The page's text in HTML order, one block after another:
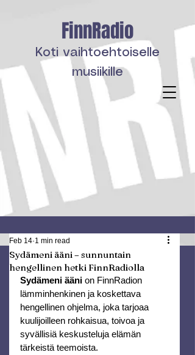
FinnRadio
Koti vaihtoehtoiselle
musiikille
Sydämeni ääni – sunnuntain
hengellinen hetki FinnRadiolla
Feb 14 1 min read
Sydämeni ääni on FinnRadion
lämminhenkinen ja koskettava
hengellinen ohjelma, joka tarjoaa
kuulijoilleen rohkaisua, toivoa ja
syvällisiä keskusteluja elämän
tärkeistä teemoista.